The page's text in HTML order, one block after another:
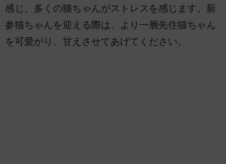
感じ、多くの猫ちゃんがストレスを感じます。新
参猫ちゃんを迎える際は、より一層先住猫ちゃん
を可愛がり、甘えさせてあげてください。